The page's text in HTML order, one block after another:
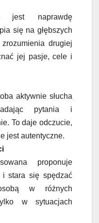
naprawdę
się na głębszych
drugiej
jej pasje, cele i
aktywnie słucha
pytania i
To daje odczucie,
jest autentyczne.
proponuje
i stara się spędzać
w różnych
w sytuacjach